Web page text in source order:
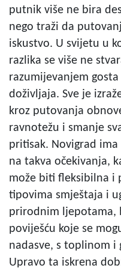
putnik više ne bira
nego traži da
iskustvo. U svijetu u
razlika se više ne
razumijevanjem
doživljaja. Sve je
kroz putovanja
ravnotežu i smanje
pritisak. Novigrad
na takva očekivanja,
može biti fleksibilna i
tipovima smještaja i
prirodnim ljepotama,
poviješću koje se
nadasve, s toplinom i
Upravo ta iskrena